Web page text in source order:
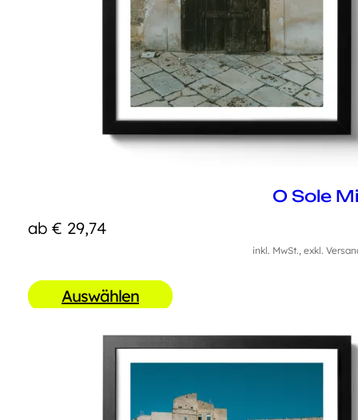
O Sole
ab € 29,74
inkl. MwSt., exkl.
Auswählen